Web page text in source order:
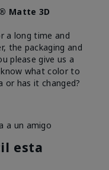
Matte 3D
a long time and
the packaging and
please give us a
what color to
or has it changed?
a un amigo
esta